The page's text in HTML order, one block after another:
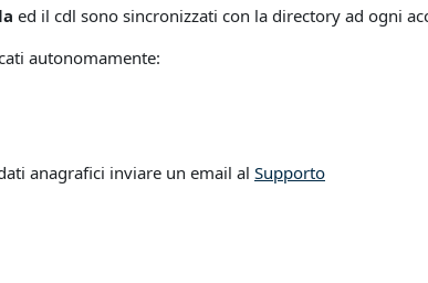
ed il cdl sono sincronizzati con la directory ad ogni
autonomamente:
anagrafici inviare un email al Supporto